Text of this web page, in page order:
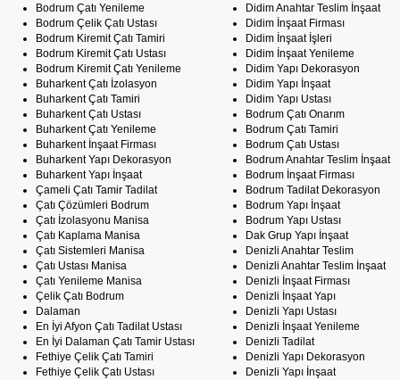
Bodrum Çatı Yenileme
Bodrum Çelik Çatı Ustası
Bodrum Kiremit Çatı Tamiri
Bodrum Kiremit Çatı Ustası
Bodrum Kiremit Çatı Yenileme
Buharkent Çatı İzolasyon
Buharkent Çatı Tamiri
Buharkent Çatı Ustası
Buharkent Çatı Yenileme
Buharkent İnşaat Firması
Buharkent Yapı Dekorasyon
Buharkent Yapı İnşaat
Çameli Çatı Tamir Tadilat
Çatı Çözümleri Bodrum
Çatı İzolasyonu Manisa
Çatı Kaplama Manisa
Çatı Sistemleri Manisa
Çatı Ustası Manisa
Çatı Yenileme Manisa
Çelik Çatı Bodrum
Dalaman
En İyi Afyon Çatı Tadilat Ustası
En İyi Dalaman Çatı Tamir Ustası
Fethiye Çelik Çatı Tamiri
Fethiye Çelik Çatı Ustası
Didim Anahtar Teslim İnşaat
Didim İnşaat Firması
Didim İnşaat İşleri
Didim İnşaat Yenileme
Didim Yapı Dekorasyon
Didim Yapı İnşaat
Didim Yapı Ustası
Bodrum Çatı Onarım
Bodrum Çatı Tamiri
Bodrum Çatı Ustası
Bodrum Anahtar Teslim İnşaat
Bodrum İnşaat Firması
Bodrum Tadilat Dekorasyon
Bodrum Yapı İnşaat
Bodrum Yapı Ustası
Dak Grup Yapı İnşaat
Denizli Anahtar Teslim
Denizli Anahtar Teslim İnşaat
Denizli İnşaat Firması
Denizli İnşaat Yapı
Denizli Yapı Ustası
Denizli İnşaat Yenileme
Denizli Tadilat
Denizli Yapı Dekorasyon
Denizli Yapı İnşaat